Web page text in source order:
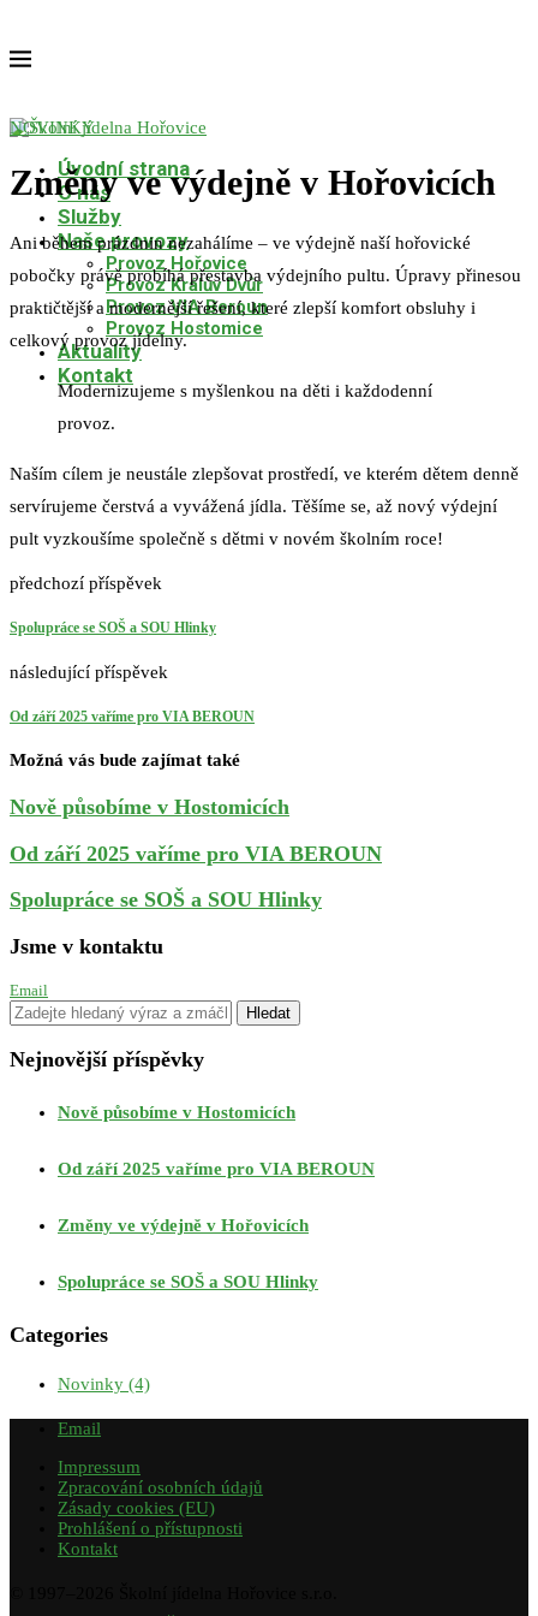
Úvodní strana
O nás
Služby
Naše provozy
Provoz Hořovice
Provoz Králův Dvůr
Provoz VIA Beroun
Provoz Hostomice
Aktuality
Kontakt
NOVINKY
Změny ve výdejně v Hořovicích
Ani během prázdnin nezahálíme – ve výdejně naší hořovické
pobočky právě probíhá přestavba výdejního pultu. Úpravy přinesou
praktičtější a modernější řešení, které zlepší komfort obsluhy i
celkový provoz jídelny.
Modernizujeme s myšlenkou na děti i každodenní
provoz.
Naším cílem je neustále zlepšovat prostředí, ve kterém dětem denně
servírujeme čerstvá a vyvážená jídla. Těšíme se, až nový výdejní
pult vyzkoušíme společně s dětmi v novém školním roce!
předchozí příspěvek
Spolupráce se SOŠ a SOU Hlinky
následující příspěvek
Od září 2025 vaříme pro VIA BEROUN
Možná vás bude zajímat také
Nově působíme v Hostomicích
Od září 2025 vaříme pro VIA BEROUN
Spolupráce se SOŠ a SOU Hlinky
Jsme v kontaktu
Email
Nejnovější příspěvky
Nově působíme v Hostomicích
Od září 2025 vaříme pro VIA BEROUN
Změny ve výdejně v Hořovicích
Spolupráce se SOŠ a SOU Hlinky
Categories
Novinky (4)
Email
Impressum
Zpracování osobních údajů
Zásady cookies (EU)
Prohlášení o přístupnosti
Kontakt